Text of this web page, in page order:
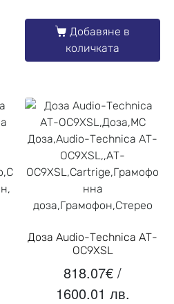
Добавяне в
количката
Доза Audio-Technica AT-
OC9XSL
818.07€ /
1600.01 лв.